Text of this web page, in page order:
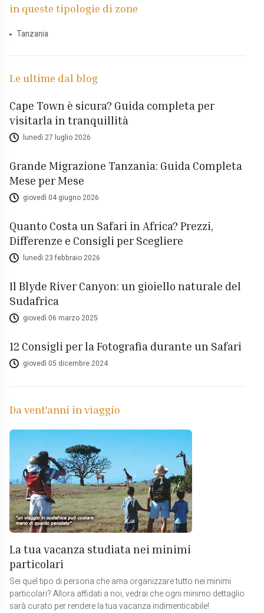
in queste tipologie di zone
Tanzania
Le ultime dal blog
Cape Town è sicura? Guida completa per
visitarla in tranquillità
lunedì 27 luglio 2026
Grande Migrazione Tanzania: Guida Completa
Mese per Mese
giovedì 04 giugno 2026
Quanto Costa un Safari in Africa? Prezzi,
Differenze e Consigli per Scegliere
lunedì 23 febbraio 2026
Il Blyde River Canyon: un gioiello naturale del
Sudafrica
giovedì 06 marzo 2025
12 Consigli per la Fotografia durante un Safari
giovedì 05 dicembre 2024
Da vent'anni in viaggio
La tua vacanza studiata nei minimi
particolari
Sei quel tipo di persona che ama organizzare tutto nei minimi
particolari? Allora affidati a noi, vedrai che ogni minimo dettaglio
sarà curato per rendere la tua vacanza indimenticabile!